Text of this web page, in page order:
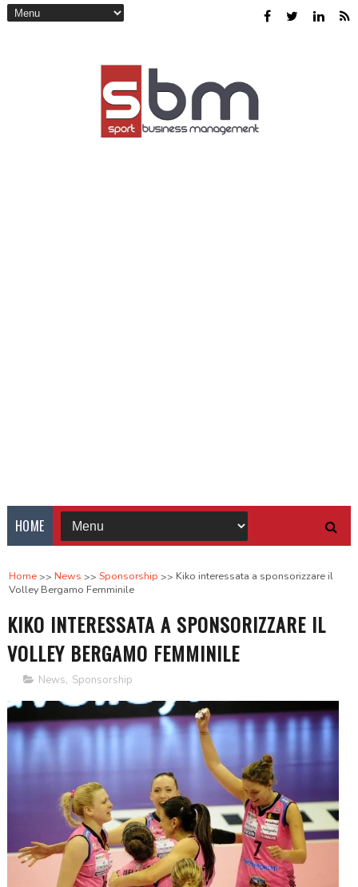
HOME
Home News Sponsorship
Kiko interessata a sponsorizzare il
Volley Bergamo Femminile
KIKO INTERESSATA A SPONSORIZZARE IL
VOLLEY BERGAMO FEMMINILE
News, Sponsorship